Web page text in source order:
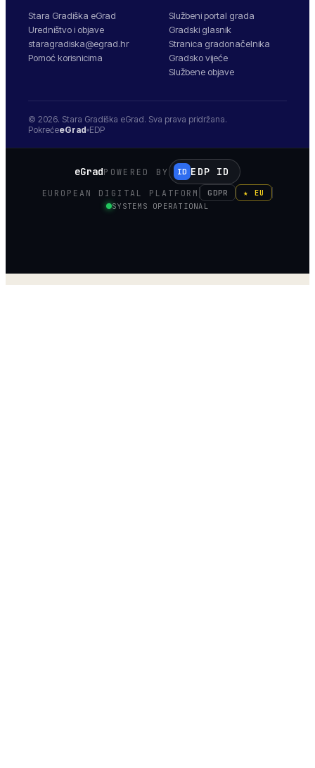
Stara Gradiška eGrad
Uredništvo i objave
staragradiska@egrad.hr
Pomoć korisnicima
Službeni portal grada
Gradski glasnik
Stranica gradonačelnika
Gradsko vijeće
Službene objave
© 2026. Stara Gradiška eGrad. Sva prava pridržana.
PokrećeeGrad EDP
eGradPOWERED BY ID EDP ID
EUROPEAN DIGITAL PLATFORM GDPR
★ EU
SYSTEMS OPERATIONAL